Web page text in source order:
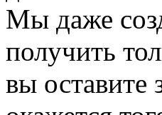
Мы даже
получить
вы оставите